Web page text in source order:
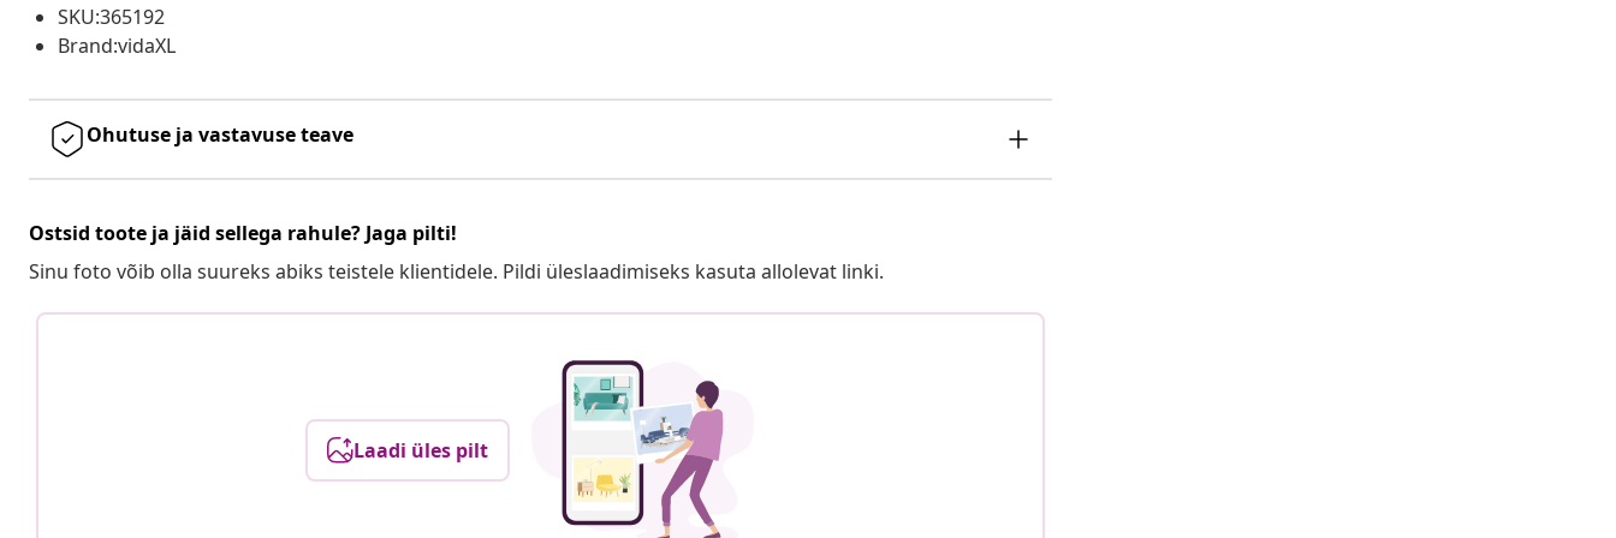
SKU:365192
Brand:vidaXL
Ohutuse ja vastavuse teave
Ostsid toote ja jäid sellega rahule? Jaga pilti!
Sinu foto võib olla suureks abiks teistele klientidele. Pildi üleslaadimiseks kasuta allolevat linki.
Laadi üles pilt